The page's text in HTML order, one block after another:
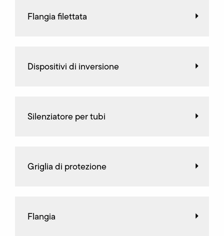
Flangia filettata
Dispositivi di inversione
Silenziatore per tubi
Griglia di protezione
Flangia